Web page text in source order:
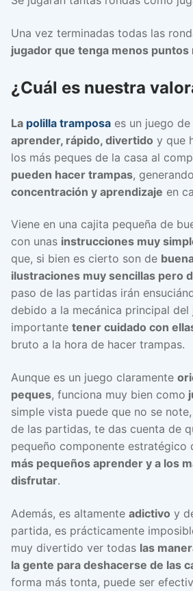
Una vez terminadas todas las
jugador que tenga menos puntos
¿Cuál es nuestra
La polilla tramposa es un juego
aprender, rápido, divertido y que
los más peques de la casa al
pueden hacer trampas, generando
concentración y aprendizaje en
Viene en una cajita pequeña de
con unas instrucciones muy
que, si bien es cierto son de
ilustraciones muy sencillas pero
paso de las partidas irán
debido a la mecánica principal del
importante tener cuidado con
bruto a la hora de hacer trampas.
Aunque es un juego claramente
peques, funciona muy bien como
simple vista puede que no se
de las partidas, te das cuenta de
pequeño componente estratégico
más pequeños aprender y a los
disfrutar.
Además, es altamente adictivo y
partida, es prácticamente
muy divertido ver todas las
la gente para deshacerse de las
forma más tonta, puede ser